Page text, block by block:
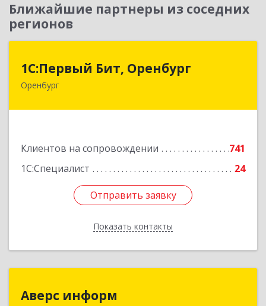
Ближайшие партнеры из соседних
регионов
1С:Первый Бит, Оренбург
Оренбург
Клиентов на сопровождении
741
1С:Специалист
24
Отправить заявку
Показать контакты
1С:Первый Бит, Оренбург
460044, Оренбургская обл, Оренбург, Березка
Отправить заявку
Назад
Аверс информ